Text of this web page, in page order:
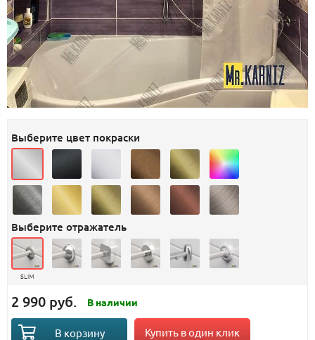
Выберите цвет покраски
Выберите отражатель
SLIM
2 990 руб. В наличии
В корзину Купить в один клик